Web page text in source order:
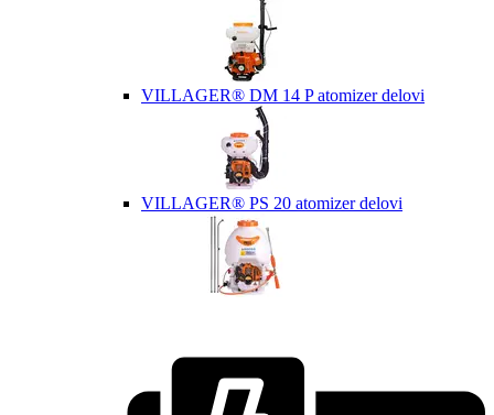
VILLAGER® DM 14 P atomizer delovi
VILLAGER® PS 20 atomizer delovi